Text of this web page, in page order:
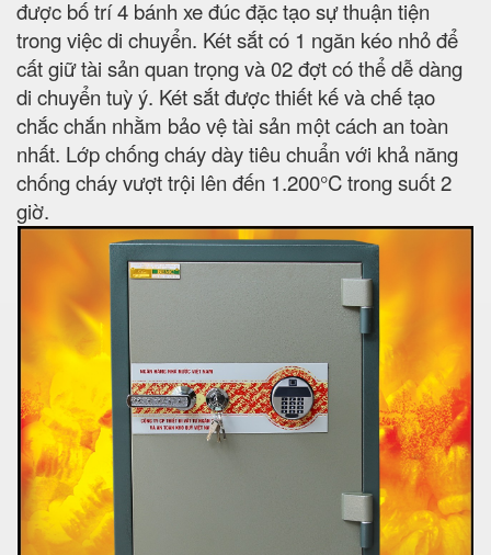
được bố trí 4 bánh xe đúc đặc tạo sự thuận tiện
trong việc di chuyển. Két sắt có 1 ngăn kéo nhỏ để
cất giữ tài sản quan trọng và 02 đợt có thể dễ dàng
di chuyển tuỳ ý. Két sắt được thiết kế và chế tạo
chắc chắn nhằm bảo vệ tài sản một cách an toàn
nhất. Lớp chống cháy dày tiêu chuẩn với khả năng
chống cháy vượt trội lên đến 1.200°C trong suốt 2
giờ.